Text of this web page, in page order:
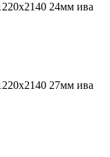
24мм ива
27мм ива